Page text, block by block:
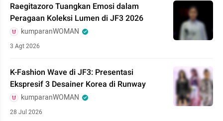
Raegitazoro Tuangkan Emosi dalam
Peragaan Koleksi Lumen di JF3 2026
kumparanWOMAN
3 Agt 2026
K-Fashion Wave di JF3: Presentasi
Ekspresif 3 Desainer Korea di Runway
kumparanWOMAN
28 Jul 2026